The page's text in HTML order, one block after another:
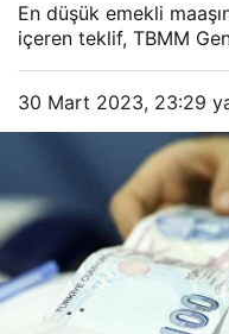
En düşük emekli
içeren teklif, TBMM
30 Mart 2023, 23:29